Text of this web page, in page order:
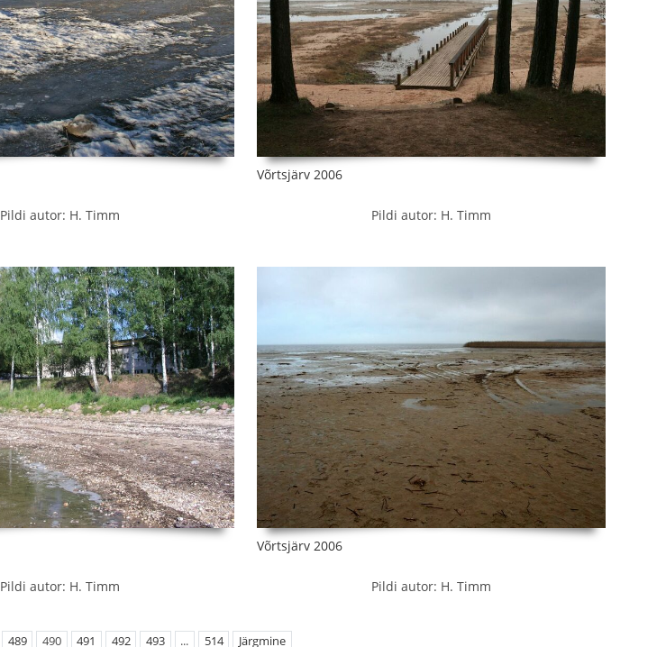
Pildi autor: H. Timm
Võrtsjärv 2006
Pildi autor: H. Timm
Pildi autor: H. Timm
Võrtsjärv 2006
Pildi autor: H. Timm
489 490 491 492 493 ... 514 Järgmine